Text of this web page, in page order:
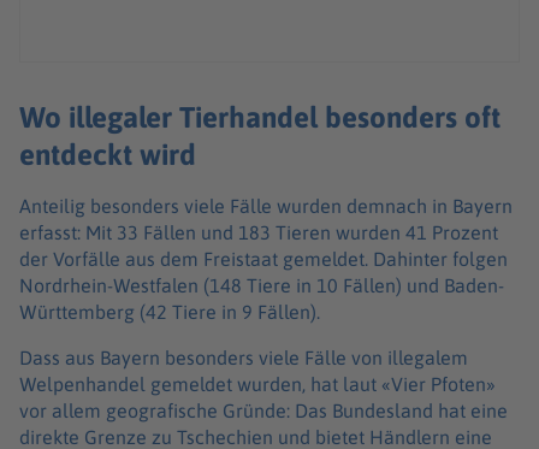
Wo illegaler Tierhandel besonders oft
entdeckt wird
Anteilig besonders viele Fälle wurden demnach in Bayern
erfasst: Mit 33 Fällen und 183 Tieren wurden 41 Prozent
der Vorfälle aus dem Freistaat gemeldet. Dahinter folgen
Nordrhein-Westfalen (148 Tiere in 10 Fällen) und Baden-
Württemberg (42 Tiere in 9 Fällen).
Dass aus Bayern besonders viele Fälle von illegalem
Welpenhandel gemeldet wurden, hat laut «Vier Pfoten»
vor allem geografische Gründe: Das Bundesland hat eine
direkte Grenze zu Tschechien und bietet Händlern eine